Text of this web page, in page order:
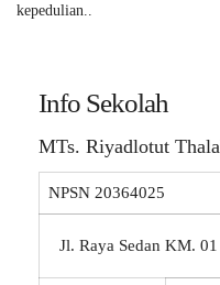
kepedulian..
Info Sekolah
MTs. Riyadlotut
NPSN 20364025
Jl. Raya Sedan KM.